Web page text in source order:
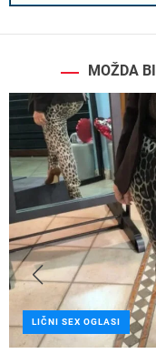
MOŽDA
LIČNI SEX OGLASI